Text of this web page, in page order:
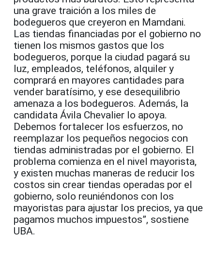
una grave traición a los miles de
bodegueros que creyeron en Mamdani.
Las tiendas financiadas por el gobierno no
tienen los mismos gastos que los
bodegueros, porque la ciudad pagará su
luz, empleados, teléfonos, alquiler y
comprará en mayores cantidades para
vender baratísimo, y ese desequilibrio
amenaza a los bodegueros. Además, la
candidata Ávila Chevalier lo apoya.
Debemos fortalecer los esfuerzos, no
reemplazar los pequeños negocios con
tiendas administradas por el gobierno. El
problema comienza en el nivel mayorista,
y existen muchas maneras de reducir los
costos sin crear tiendas operadas por el
gobierno, solo reuniéndonos con los
mayoristas para ajustar los precios, ya que
pagamos muchos impuestos”, sostiene
UBA.